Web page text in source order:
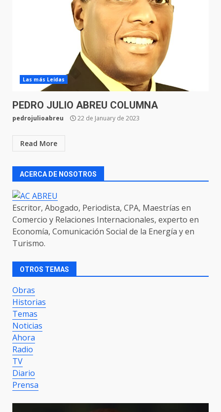
Las más Leídas
PEDRO JULIO ABREU COLUMNA
pedrojulioabreu 22 de January de 2023
Read More
ACERCA DE NOSOTROS
Escritor, Abogado, Periodista, CPA, Maestrías en
Comercio y Relaciones Internacionales, experto en
Economía, Comunicación Social de la Energía y en
Turismo.
OTROS TEMAS
Obras
Historias
Temas
Noticias
Ahora
Radio
TV
Diario
Prensa